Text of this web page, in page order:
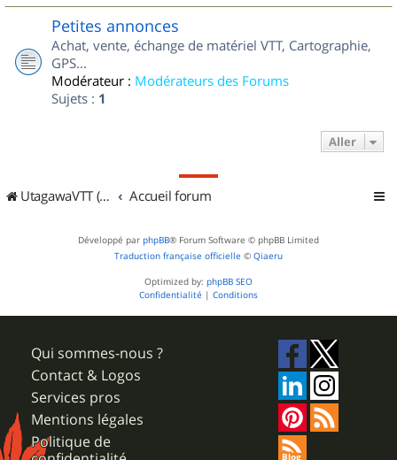
Petites annonces
Achat, vente, échange de matériel VTT, Cartographie,
GPS...
Modérateur : Modérateurs des Forums
Sujets : 1
Aller
UtagawaVTT (Randos VTT et VTTAE avec traces GPS) Accueil forum
Développé par phpBB® Forum Software © phpBB Limited
Traduction française officielle © Qiaeru
Optimized by: phpBB SEO
Confidentialité | Conditions
Qui sommes-nous ?
Contact & Logos
Services pros
Mentions légales
Politique de